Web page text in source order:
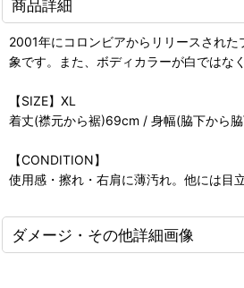
商品詳細
2001年にコロンビアからリリースされ
象です。また、ボディカラーが白ではな
【SIZE】XL
着丈(襟元から裾)69cm / 身幅(脇下から
【CONDITION】
使用感・擦れ・右肩に薄汚れ。他には目
ダメージ・その他詳細画像